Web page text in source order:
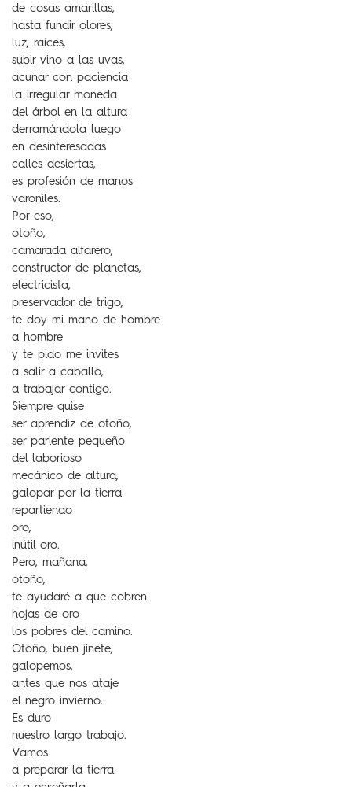
de cosas amarillas,
hasta fundir olores,
luz, raíces,
subir vino a las uvas,
acunar con paciencia
la irregular moneda
del árbol en la altura
derramándola luego
en desinteresadas
calles desiertas,
es profesión de manos
varoniles.
Por eso,
otoño,
camarada alfarero,
constructor de planetas,
electricista,
preservador de trigo,
te doy mi mano de hombre
a hombre
y te pido me invites
a salir a caballo,
a trabajar contigo.
Siempre quise
ser aprendiz de otoño,
ser pariente pequeño
del laborioso
mecánico de altura,
galopar por la tierra
repartiendo
oro,
inútil oro.
Pero, mañana,
otoño,
te ayudaré a que cobren
hojas de oro
los pobres del camino.
Otoño, buen jinete,
galopemos,
antes que nos ataje
el negro invierno.
Es duro
nuestro largo trabajo.
Vamos
a preparar la tierra